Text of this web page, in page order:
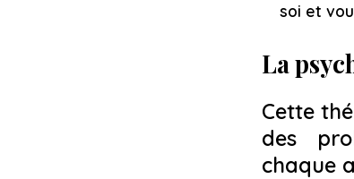
soi et
La
Cette
des
chaque